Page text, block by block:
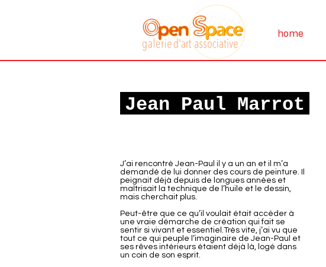
Galerie art
associative
home
Jean Paul Marrot
J’ai rencontré Jean-Paul il y a un an et il m’a
demandé de lui donner des cours de peinture. Il
peignait déjà depuis de longues années et
maîtrisait la technique de l’huile et le dessin,
mais cherchait plus.
Peut-être que ce qu’il voulait était accéder à
une vraie démarche de création qui fait se
sentir si vivant et essentiel.Très vite, j’ai vu que
tout ce qui peuple l’imaginaire de Jean-Paul et
ses rêves intérieurs étaient déjà là, logé dans
un coin de son esprit.